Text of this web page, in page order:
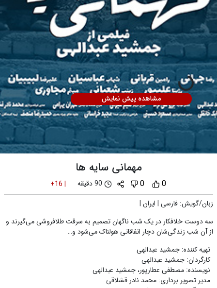
مشاهده پیش نمایش
مهمانی سایه ها
0
0 90 دقیقه +16 |
زبان/گویش: فارسی | ایران |
سه دوست خلافکار در یک شب ناگهان تصمیم به سرقت طلافروشی می‌گیرند و‌
از آن شب زندگی‌شان دچار اتفاقاتی هولناک می‌شود و…
تهیه کننده: جمشید عبدالهی
کارگردان: جمشید عبدالهی
نویسنده: مصطفی عطارپور، جمشید عبدالهی
مدیر تصویر برداری: محمد نادر قشلاقی